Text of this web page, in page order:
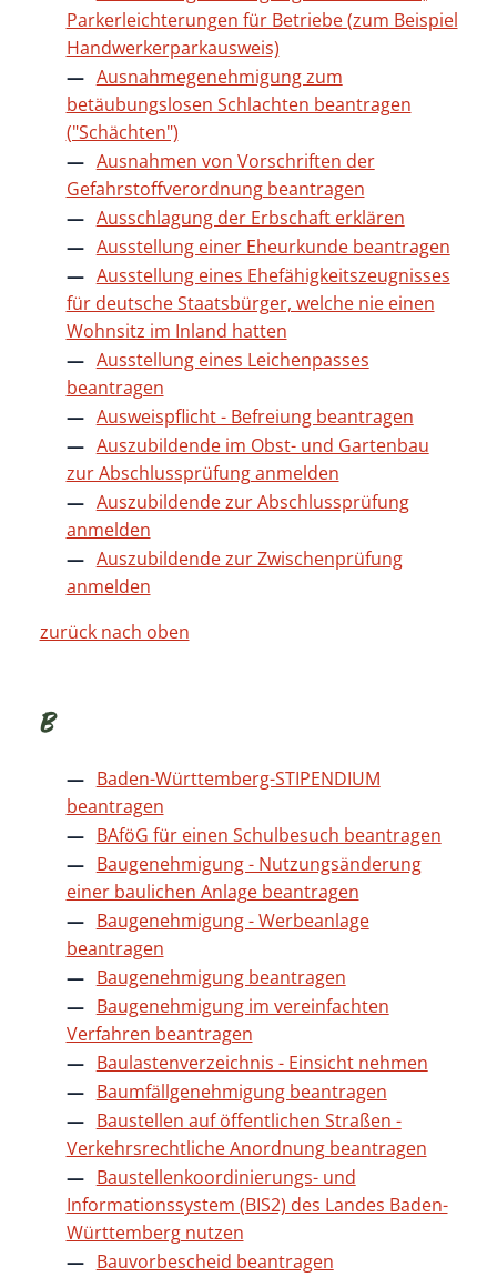
Parkerleichterungen für Betriebe (zum Beispiel
Handwerkerparkausweis)
Ausnahmegenehmigung zum
betäubungslosen Schlachten beantragen
("Schächten")
Ausnahmen von Vorschriften der
Gefahrstoffverordnung beantragen
Ausschlagung der Erbschaft erklären
Ausstellung einer Eheurkunde beantragen
Ausstellung eines Ehefähigkeitszeugnisses
für deutsche Staatsbürger, welche nie einen
Wohnsitz im Inland hatten
Ausstellung eines Leichenpasses
beantragen
Ausweispflicht - Befreiung beantragen
Auszubildende im Obst- und Gartenbau
zur Abschlussprüfung anmelden
Auszubildende zur Abschlussprüfung
anmelden
Auszubildende zur Zwischenprüfung
anmelden
zurück nach oben
B
Baden-Württemberg-STIPENDIUM
beantragen
BAföG für einen Schulbesuch beantragen
Baugenehmigung - Nutzungsänderung
einer baulichen Anlage beantragen
Baugenehmigung - Werbeanlage
beantragen
Baugenehmigung beantragen
Baugenehmigung im vereinfachten
Verfahren beantragen
Baulastenverzeichnis - Einsicht nehmen
Baumfällgenehmigung beantragen
Baustellen auf öffentlichen Straßen -
Verkehrsrechtliche Anordnung beantragen
Baustellenkoordinierungs- und
Informationssystem (BIS2) des Landes Baden-
Württemberg nutzen
Bauvorbescheid beantragen